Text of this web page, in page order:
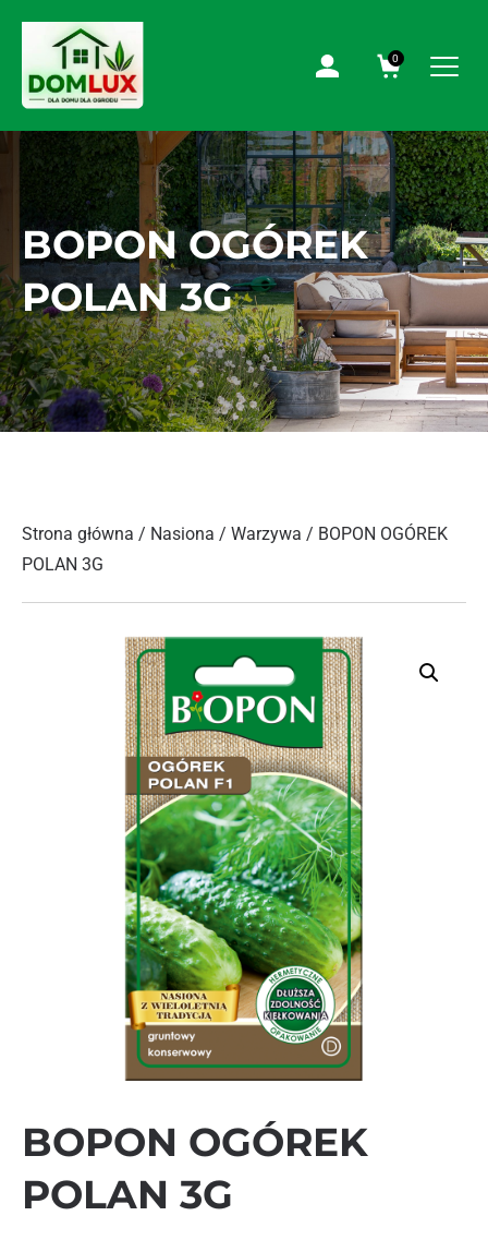
0
BOPON OGÓREK
POLAN 3G
Strona główna / Nasiona / Warzywa / BOPON OGÓREK
POLAN 3G
BOPON OGÓREK
POLAN 3G